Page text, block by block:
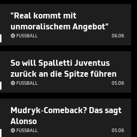
"Real kommt mit
unmoralischem Angebot"
FUSSBALL 06.08.
So will Spalletti Juventus
zurück an die Spitze führen
FUSSBALL 05.08.
Mudryk-Comeback? Das sagt
Alonso
FUSSBALL 05.08.